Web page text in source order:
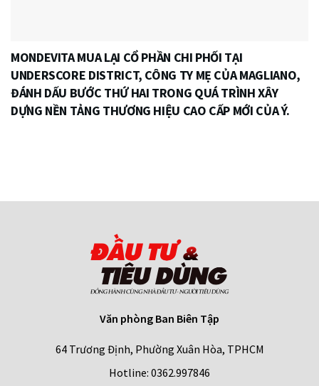
MONDEVITA MUA LẠI CỔ PHẦN CHI PHỐI TẠI
UNDERSCORE DISTRICT, CÔNG TY MẸ CỦA MAGLIANO,
ĐÁNH DẤU BƯỚC THỨ HAI TRONG QUÁ TRÌNH XÂY
DỰNG NỀN TẢNG THƯƠNG HIỆU CAO CẤP MỚI CỦA Ý.
Văn phòng Ban Biên Tập
64 Trương Định, Phường Xuân Hòa, TPHCM
Hotline: 0362.997846